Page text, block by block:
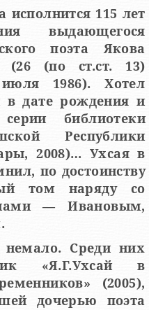
исполнится 115 лет
выдающегося
Якова
(26 (по ст.ст. 13)
1986). Хотел
и
библиотеки
Республики
2008)… Ухсая в
по достоинству
том наряду со
немало. Среди них
(2005),
дочерью поэта